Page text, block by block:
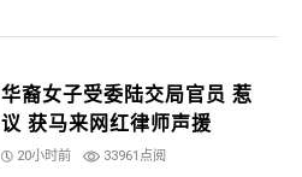
华裔女子受委陆交局官员 惹
议 获马来网红律师声援
20小时前 33961点阅